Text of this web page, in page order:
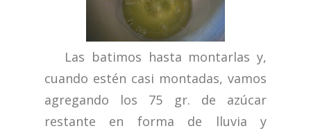
Las batimos hasta montarlas y,
cuando estén casi montadas, vamos
agregando los 75 gr. de azúcar
restante en forma de lluvia y